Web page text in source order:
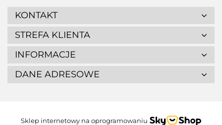
KONTAKT
STREFA KLIENTA
INFORMACJE
DANE ADRESOWE
Sklep internetowy na oprogramowaniu